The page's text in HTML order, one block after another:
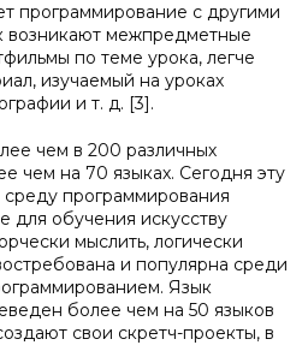
программирование с другими
возникают межпредметные
по теме урока, легче
изучаемый на уроках
и т. д. [3].
чем в 200 различных
чем на 70 языках. Сегодня эту
программирования
для обучения искусству
мыслить, логически
и популярна среди
Язык
более чем на 50 языков
свои скретч-проекты, в